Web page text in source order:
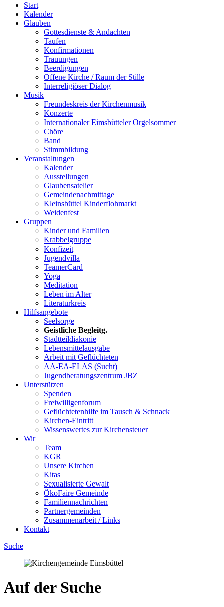
Start
Kalender
Glauben
Gottesdienste & Andachten
Taufen
Konfirmationen
Trauungen
Beerdigungen
Offene Kirche / Raum der Stille
Interreligiöser Dialog
Musik
Freundeskreis der Kirchenmusik
Konzerte
Internationaler Eimsbütteler Orgelsommer
Chöre
Band
Stimmbildung
Veranstaltungen
Kalender
Ausstellungen
Glaubensatelier
Gemeindenachmittage
Kleinsbüttel Kinder­flohmarkt
Weidenfest
Gruppen
Kinder und Familien
Krabbelgruppe
Konfizeit
Jugendvilla
TeamerCard
Yoga
Meditation
Leben im Alter
Literaturkreis
Hilfsangebote
Seelsorge
Geistliche Begleitg.
Stadtteildiakonie
Lebensmittelausgabe
Arbeit mit Geflüchteten
AA-EA-ELAS (Sucht)
Jugendberatungs­zentrum JBZ
Unterstützen
Spenden
Freiwilligenforum
Geflüchtetenhilfe im Tausch & Schnack
Kirchen-Eintritt
Wissenswertes zur Kirchensteuer
Wir
Team
KGR
Unsere Kirchen
Kitas
Sexualisierte Gewalt
ÖkoFaire Gemeinde
Familiennachrichten
Partnergemeinden
Zusammenarbeit / Links
Kontakt
Suche
Auf der Suche